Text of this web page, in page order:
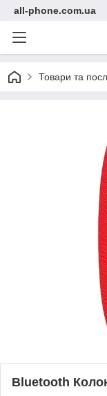
all-phone.com.ua
Товари та
Bluetooth